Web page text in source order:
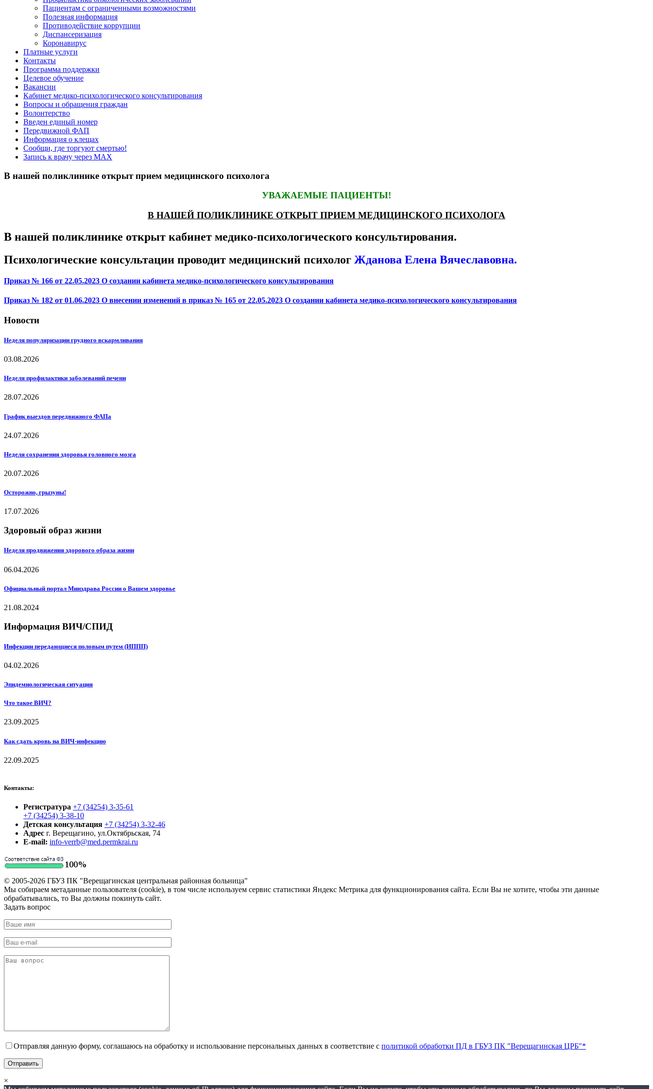
Пациентам с ограниченными возможностями
Полезная информация
Противодействие коррупции
Диспансеризация
Коронавирус
Платные услуги
Контакты
Программа поддержки
Целевое обучение
Вакансии
Кабинет медико-психологического консультирования
Вопросы и обращения граждан
Волонтерство
Введен единый номер
Передвижной ФАП
Информация о клещах
Сообщи, где торгуют смертью!
Запись к врачу через МАХ
В нашей поликлинике открыт прием медицинского психолога
УВАЖАЕМЫЕ ПАЦИЕНТЫ!
В НАШЕЙ ПОЛИКЛИНИКЕ ОТКРЫТ ПРИЕМ МЕДИЦИНСКОГО ПСИХОЛОГА
В нашей поликлинике открыт кабинет медико-психологического консультирования.
Психологические консультации проводит медицинский психолог Жданова Елена Вячеславовна.
Приказ № 166 от 22.05.2023 О создании кабинета медико-психологического консультирования
Приказ № 182 от 01.06.2023 О внесении изменений в приказ № 165 от 22.05.2023 О создании кабинета медико-психологического консультирования
Новости
Неделя популяризации грудного вскармливания
03.08.2026
Неделя профилактики заболеваний печени
28.07.2026
График выездов передвижного ФАПа
24.07.2026
Неделя сохранения здоровья головного мозга
20.07.2026
Осторожно, грызуны!
17.07.2026
Здоровый образ жизни
Неделя продвижения здорового образа жизни
06.04.2026
Официальный портал Минздрава России о Вашем здоровье
21.08.2024
Информация ВИЧ/СПИД
Инфекции передающиеся половым путем (ИППП)
04.02.2026
Эпидемиологическая ситуация
Что такое ВИЧ?
23.09.2025
Как сдать кровь на ВИЧ-инфекцию
22.09.2025
Контакты:
Регистратура +7 (34254) 3-35-61
+7 (34254) 3-38-10
Детская консультация +7 (34254) 3-32-46
Адрес г. Верещагино, ул.Октябрьская, 74
E-mail: info-verrb@med.permkrai.ru
© 2005-2026 ГБУЗ ПК "Верещагинская центральная районная больница"
Мы собираем метаданные пользователя (cookie), в том числе используем сервис статистики Яндекс Метрика для функционирования сайта. Если Вы не хотите, чтобы эти данные
обрабатывались, то Вы должны покинуть сайт.
Задать вопрос
Отправляя данную форму, соглашаюсь на обработку и использование персональных данных в соответствие с политикой обработки ПД в ГБУЗ ПК "Верещагинская ЦРБ"*
×